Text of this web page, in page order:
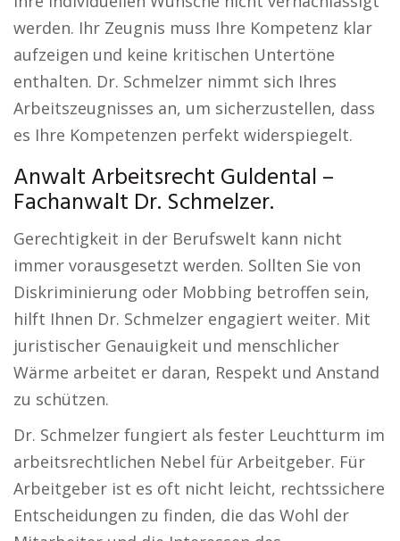
werden. Ihr Zeugnis muss Ihre Kompetenz klar
aufzeigen und keine kritischen Untertöne
enthalten. Dr. Schmelzer nimmt sich Ihres
Arbeitszeugnisses an, um sicherzustellen, dass
es Ihre Kompetenzen perfekt widerspiegelt.
Anwalt Arbeitsrecht Guldental –
Fachanwalt Dr. Schmelzer.
Gerechtigkeit in der Berufswelt kann nicht
immer vorausgesetzt werden. Sollten Sie von
Diskriminierung oder Mobbing betroffen sein,
hilft Ihnen Dr. Schmelzer engagiert weiter. Mit
juristischer Genauigkeit und menschlicher
Wärme arbeitet er daran, Respekt und Anstand
zu schützen.
Dr. Schmelzer fungiert als fester Leuchtturm im
arbeitsrechtlichen Nebel für Arbeitgeber. Für
Arbeitgeber ist es oft nicht leicht, rechtssichere
Entscheidungen zu finden, die das Wohl der